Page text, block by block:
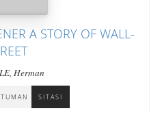
A STORY OF WALL-
Herman
SITASI